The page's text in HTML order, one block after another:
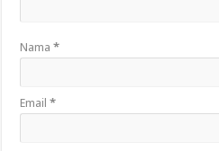
Nama*
Email*